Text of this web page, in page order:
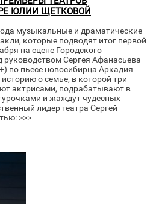
ЮЛИИ ЩЕТКОВОЙ
музыкальные и драматические
которые подводят итог первой
на сцене Городского
руководством Сергея Афанасьева
по пьесе новосибирца Аркадия
о семье, в которой три
актрисами, подрабатывают в
и жаждут чудесных
лидер театра Сергей
>>>